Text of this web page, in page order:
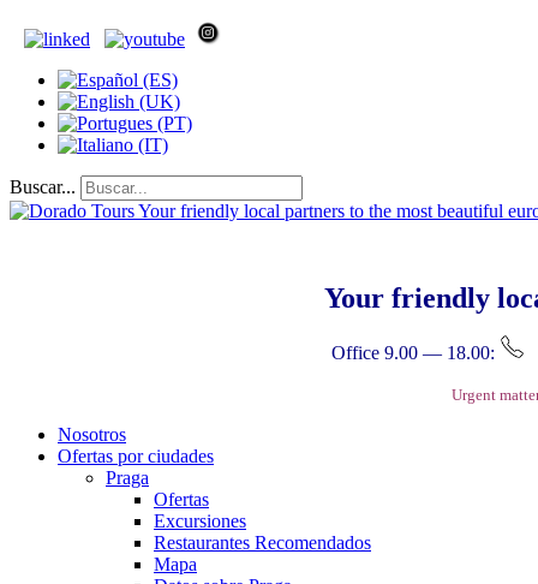
Buscar...
Your friendly
Office 9.00 — 18.00:
Urgent
Nosotros
Ofertas por ciudades
Praga
Ofertas
Excursiones
Restaurantes Recomendados
Mapa